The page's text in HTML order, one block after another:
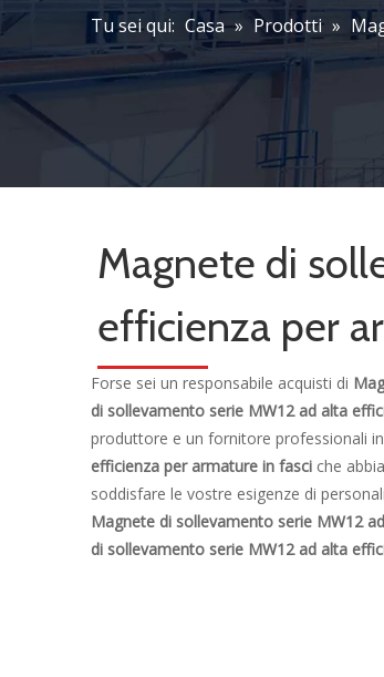
Tu sei qui: Casa » Prodotti »
Magnete di
efficienza per
Forse sei un responsabile acquisti di
di sollevamento serie MW12 ad alta
produttore e un fornitore professionali
efficienza per armature in fasci che
soddisfare le vostre esigenze di
Magnete di sollevamento serie MW12
di sollevamento serie MW12 ad alta